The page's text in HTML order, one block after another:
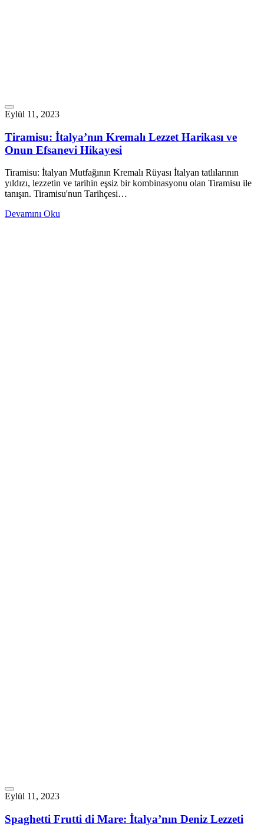
Eylül 11, 2023
Tiramisu: İtalya’nın Kremalı Lezzet Harikası ve
Onun Efsanevi Hikayesi
Tiramisu: İtalyan Mutfağının Kremalı Rüyası İtalyan tatlılarının
yıldızı, lezzetin ve tarihin eşsiz bir kombinasyonu olan Tiramisu ile
tanışın. Tiramisu'nun Tarihçesi…
Devamını Oku
Eylül 11, 2023
Spaghetti Frutti di Mare: İtalya’nın Deniz Lezzeti